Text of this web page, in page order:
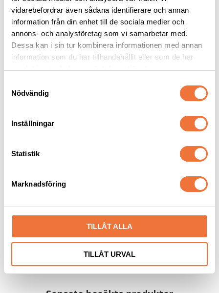
vidarebefordrar även sådana identifierare och annan
information från din enhet till de sociala medier och
annons- och analysföretag som vi samarbetar med.
Dessa kan i sin tur kombinera informationen med annan
information som du har tillhandahållit eller som de har
samlat in när du har använt deras tjänster.
Nödvändig
Inställningar
Statistik
Marknadsföring
TILLÅT ALLA
TILLÅT URVAL
Andra köpte även
4Dogs Belöningsgodis
4Dogs Belöningsgodis
49